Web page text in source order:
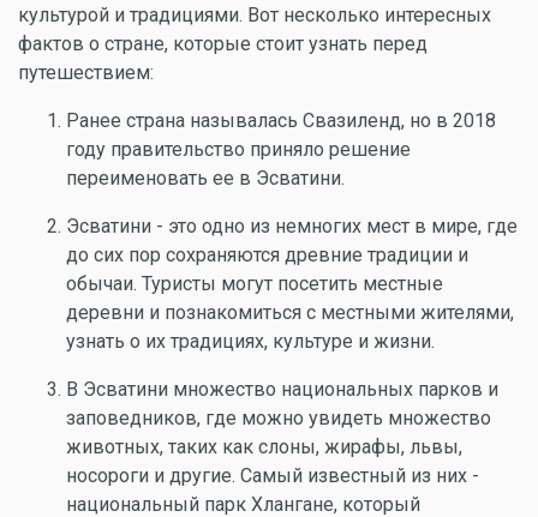
культурой и традициями. Вот несколько интересных
фактов о стране, которые стоит узнать перед
путешествием:
Ранее страна называлась Свазиленд, но в 2018
году правительство приняло решение
переименовать ее в Эсватини.
Эсватини - это одно из немногих мест в мире, где
до сих пор сохраняются древние традиции и
обычаи. Туристы могут посетить местные
деревни и познакомиться с местными жителями,
узнать о их традициях, культуре и жизни.
В Эсватини множество национальных парков и
заповедников, где можно увидеть множество
животных, таких как слоны, жирафы, львы,
носороги и другие. Самый известный из них -
национальный парк Хлангане, который